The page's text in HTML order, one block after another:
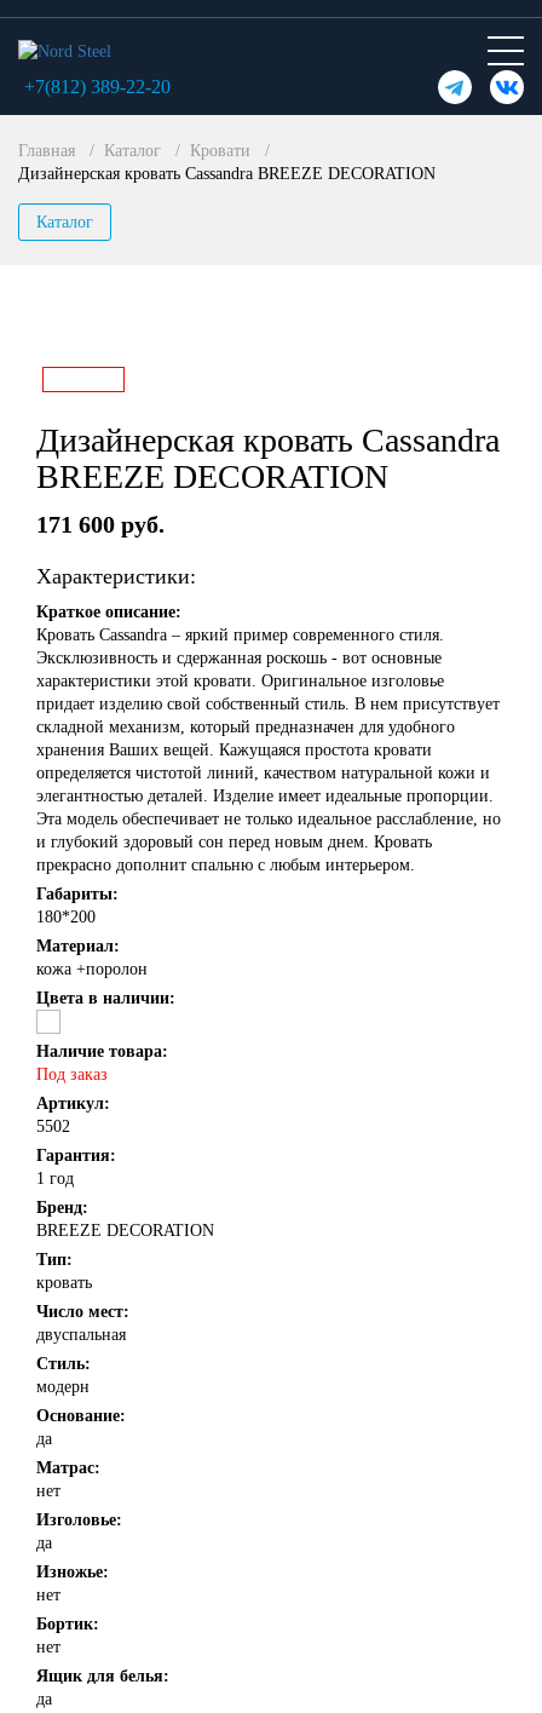
+7(812) 389-22-20
Главная Каталог
Кровати
Дизайнерская кровать Cassandra BREEZE DECORATION
Каталог
Дизайнерская кровать Cassandra
BREEZE DECORATION
171 600 руб.
Характеристики:
Краткое описание:
Кровать Cassandra – яркий пример современного стиля.
Эксклюзивность и сдержанная роскошь - вот основные
характеристики этой кровати. Оригинальное изголовье
придает изделию свой собственный стиль. В нем присутствует
складной механизм, который предназначен для удобного
хранения Ваших вещей. Кажущаяся простота кровати
определяется чистотой линий, качеством натуральной кожи и
элегантностью деталей. Изделие имеет идеальные пропорции.
Эта модель обеспечивает не только идеальное расслабление, но
и глубокий здоровый сон перед новым днем. Кровать
прекрасно дополнит спальню с любым интерьером.
Габариты:
180*200
Материал:
кожа +поролон
Цвета в наличии:
Наличие товара:
Под заказ
Артикул:
5502
Гарантия:
1 год
Бренд:
BREEZE DECORATION
Тип:
кровать
Число мест:
двуспальная
Стиль:
модерн
Основание:
да
Матрас:
нет
Изголовье:
да
Изножье:
нет
Бортик:
нет
Ящик для белья:
да